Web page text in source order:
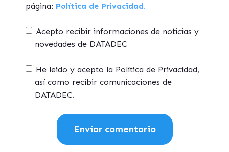
página: Política de Privacidad.
Acepto recibir informaciones de noticias y
novedades de DATADEC
He leido y acepto la Política de Privacidad,
así como recibir comunicaciones de
DATADEC.